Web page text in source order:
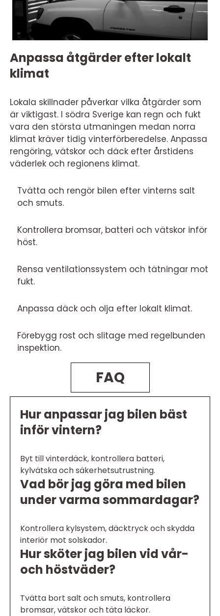
Anpassa åtgärder efter lokalt
klimat
Lokala skillnader påverkar vilka åtgärder som
är viktigast. I södra Sverige kan regn och fukt
vara den största utmaningen medan norra
klimat kräver tidig vinterförberedelse. Anpassa
rengöring, vätskor och däck efter årstidens
väderlek och regionens klimat.
Tvätta och rengör bilen efter vinterns salt
och smuts.
Kontrollera bromsar, batteri och vätskor inför
höst.
Rensa ventilationssystem och tätningar mot
fukt.
Anpassa däck och olja efter lokalt klimat.
Förebygg rost och slitage med regelbunden
inspektion.
FAQ
Hur anpassar jag bilen bäst
inför vintern?
Byt till vinterdäck, kontrollera batteri,
kylvätska och säkerhetsutrustning.
Vad bör jag göra med bilen
under varma sommardagar?
Kontrollera kylsystem, däcktryck och skydda
interiör mot solskador.
Hur sköter jag bilen vid vår-
och höstväder?
Tvätta bort salt och smuts, kontrollera
bromsar, vätskor och täta läckor.